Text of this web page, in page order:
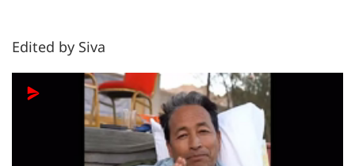
Edited by Siva